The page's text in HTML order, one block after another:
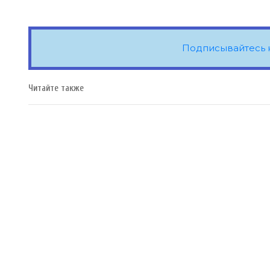
Подписывайтесь
Читайте также